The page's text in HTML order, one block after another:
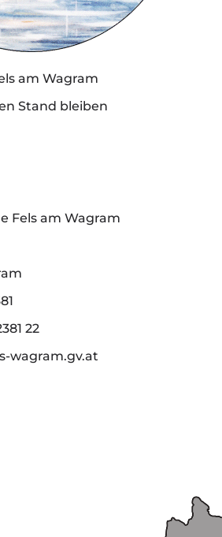
am Wagram
Stand bleiben
Fels am Wagram
22
wagram.gv.at